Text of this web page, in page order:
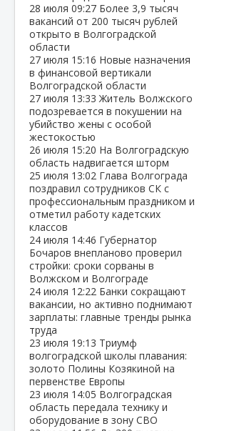
28 июля 09:27 Более 3,9 тысяч
вакансий от 200 тысяч рублей
открыто в Волгоградской
области
27 июля 15:16 Новые назначения
в финансовой вертикали
Волгоградской области
27 июля 13:33Житель Волжского
подозревается в покушении на
убийство жены с особой
жестокостью
26 июля 15:20 На Волгоградскую
область надвигается шторм
25 июля 13:02 Глава Волгограда
поздравил сотрудников СК с
профессиональным праздником и
отметил работу кадетских
классов
24 июля 14:46 Губернатор
Бочаров внепланово проверил
стройки: сроки сорваны в
Волжском и Волгограде
24 июля 12:22 Банки сокращают
вакансии, но активно поднимают
зарплаты: главные тренды рынка
труда
23 июля 19:13 Триумф
волгоградской школы плавания:
золото Полины Козякиной на
первенстве Европы
23 июля 14:05 Волгоградская
область передала технику и
оборудование в зону СВО